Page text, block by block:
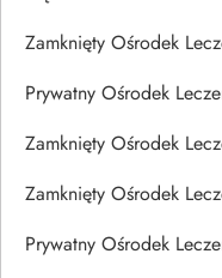
Zamknięty Ośrodek
Prywatny Ośrodek
Zamknięty Ośrodek
Zamknięty Ośrodek
Prywatny Ośrodek